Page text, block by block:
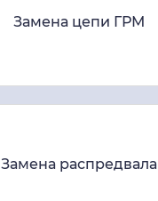
Замена цепи ГРМ
Замена распредвала